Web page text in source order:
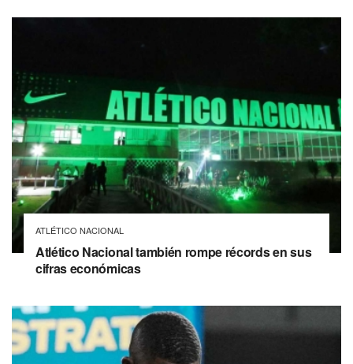
ATLÉTICO NACIONAL
Atlético Nacional también rompe récords en sus
cifras económicas